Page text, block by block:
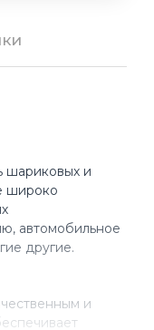
шариковых и
широко
автомобильное
другие.
и